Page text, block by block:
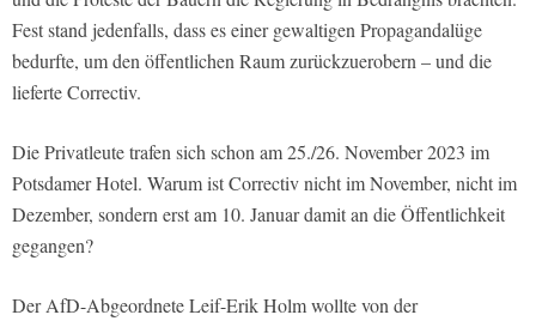
Fest stand jedenfalls, dass es einer gewaltigen Propagandalüge
bedurfte, um den öffentlichen Raum zurückzuerobern – und die
lieferte Correctiv.
Die Privatleute trafen sich schon am 25./26. November 2023 im
Potsdamer Hotel. Warum ist Correctiv nicht im November, nicht im
Dezember, sondern erst am 10. Januar damit an die Öffentlichkeit
gegangen?
Der AfD-Abgeordnete Leif-Erik Holm wollte von der